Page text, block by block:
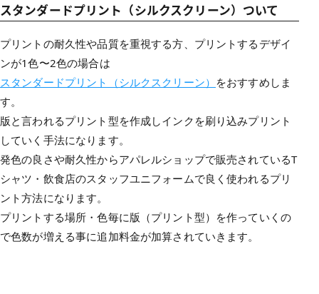
スタンダードプリント（シルクスクリーン）ついて
プリントの耐久性や品質を重視する方、プリントするデザイ
ンが1色〜2色の場合は
スタンダードプリント（シルクスクリーン） をおすすめしま
す。
版と言われるプリント型を作成しインクを刷り込みプリント
していく手法になります。
発色の良さや耐久性からアパレルショップで販売されているT
シャツ・飲食店のスタッフユニフォームで良く使われるプリ
ント方法になります。
プリントする場所・色毎に版（プリント型）を作っていくの
で色数が増える事に追加料金が加算されていきます。